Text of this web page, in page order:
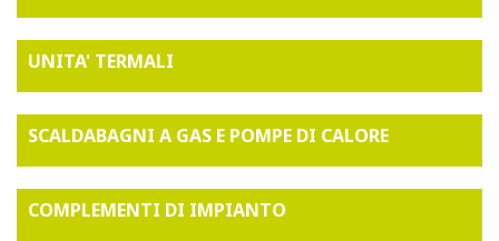
UNITA' TERMALI
SCALDABAGNI A GAS E POMPE DI CALORE
COMPLEMENTI DI IMPIANTO